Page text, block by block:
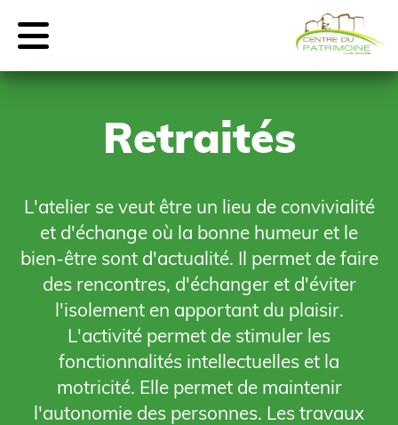
Retraités
L'atelier se veut être un lieu de convivialité
et d'échange où la bonne humeur et le
bien-être sont d'actualité. Il permet de faire
des rencontres, d'échanger et d'éviter
l'isolement en apportant du plaisir.
L'activité permet de stimuler les
fonctionnalités intellectuelles et la
motricité. Elle permet de maintenir
l'autonomie des personnes. Les travaux